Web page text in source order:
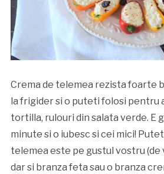
Crema de telemea rezista foarte
la frigider si o puteti folosi pentru
tortilla, rulouri din salata verde. E
minute si o iubesc si cei mici!
telemea este pe gustul vostru (de
dar si branza feta sau o branza